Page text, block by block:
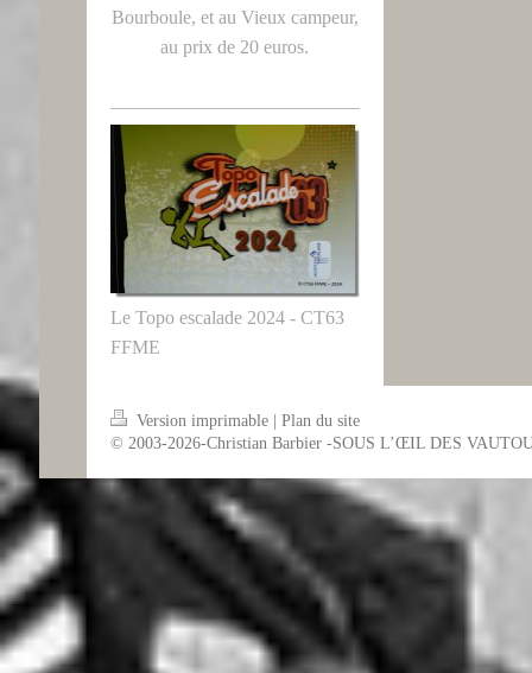
Bourboule, et au Vieux campeur,
au prix de 20 euros.
Le Topo escalade 2024 - CT63
FFME
Version imprimable
Plan du site
© 2003-2026-Christian Barbier -SOUS L’ŒIL DES